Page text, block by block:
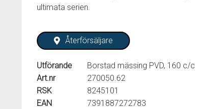
ultimata serien.
Återförsäljare
Utförande
Borstad mässing PVD, 160 c/c
Art.nr
270050.62
RSK
8245101
EAN
7391887272783